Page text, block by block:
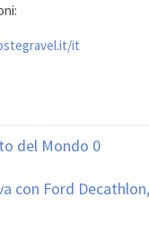
it
del Mondo 0
con Ford